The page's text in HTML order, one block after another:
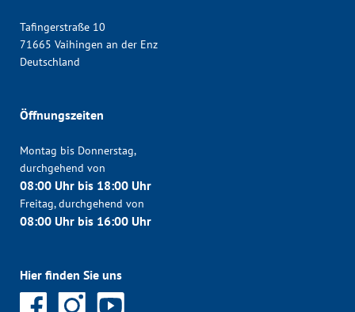
Tafingerstraße 10
71665 Vaihingen an der Enz
Deutschland
Öffnungszeiten
Montag bis Donnerstag,
durchgehend von
08:00 Uhr bis 18:00 Uhr
Freitag, durchgehend von
08:00 Uhr bis 16:00 Uhr
Hier finden Sie uns